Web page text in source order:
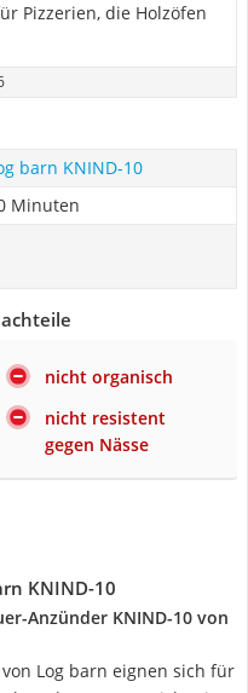
Pizzerien, die Holzöfen
barn KNIND-10
Minuten
nicht organisch
nicht resistent
gegen Nässe
KNIND-10
Anzünder KNIND-10 von
Log barn eignen sich für